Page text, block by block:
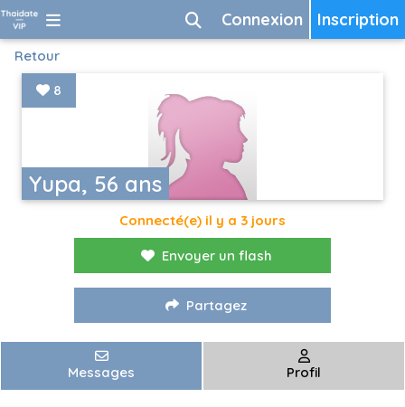
Inscription
Connexion
Retour
Yupa, 56 ans
8
Connecté(e) il y a 3 jours
Envoyer un flash
Partagez
Messages Profil